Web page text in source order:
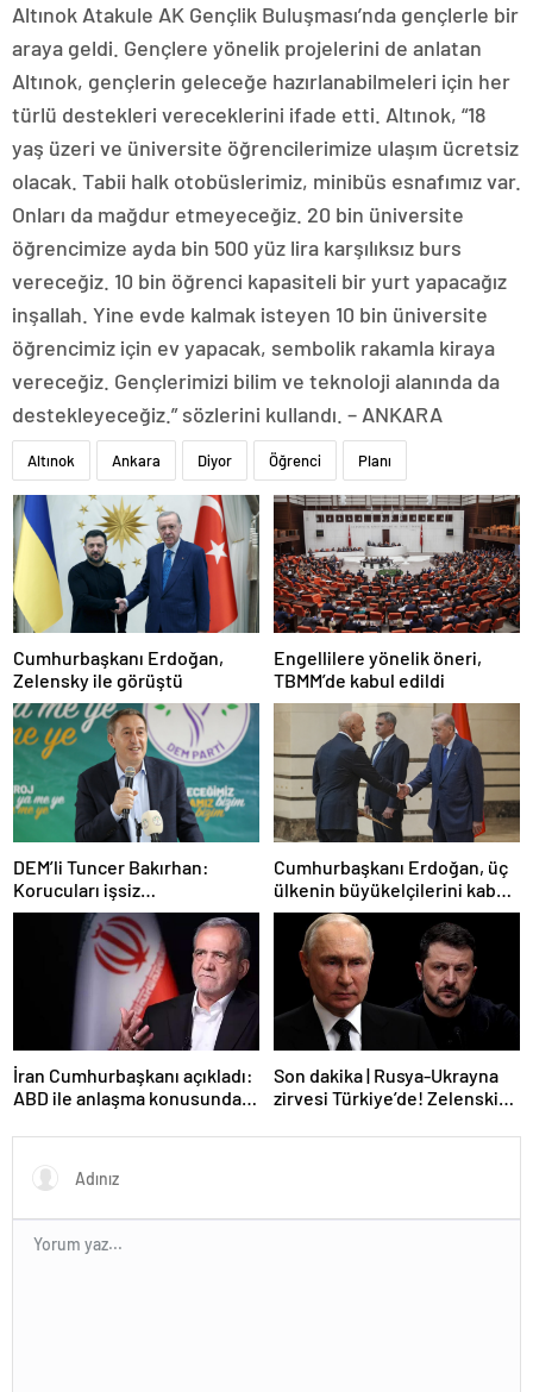
Altınok Atakule AK Gençlik Buluşması’nda gençlerle bir
araya geldi. Gençlere yönelik projelerini de anlatan
Altınok, gençlerin geleceğe hazırlanabilmeleri için her
türlü destekleri vereceklerini ifade etti. Altınok, “18
yaş üzeri ve üniversite öğrencilerimize ulaşım ücretsiz
olacak. Tabii halk otobüslerimiz, minibüs esnafımız var.
Onları da mağdur etmeyeceğiz. 20 bin üniversite
öğrencimize ayda bin 500 yüz lira karşılıksız burs
vereceğiz. 10 bin öğrenci kapasiteli bir yurt yapacağız
inşallah. Yine evde kalmak isteyen 10 bin üniversite
öğrencimiz için ev yapacak, sembolik rakamla kiraya
vereceğiz. Gençlerimizi bilim ve teknoloji alanında da
destekleyeceğiz.” sözlerini kullandı. – ANKARA
Altınok Ankara Diyor Öğrenci Planı
Cumhurbaşkanı Erdoğan,
Zelensky ile görüştü
Engellilere yönelik öneri,
TBMM’de kabul edildi
DEM’li Tuncer Bakırhan:
Korucuları işsiz
bırakmayacağız
Cumhurbaşkanı Erdoğan, üç
ülkenin büyükelçilerini kabul
etti
İran Cumhurbaşkanı açıkladı:
ABD ile anlaşma konusunda
Son dakika | Rusya-Ukrayna
zirvesi Türkiye’de! Zelenskiy
Gözler perşembe gününe